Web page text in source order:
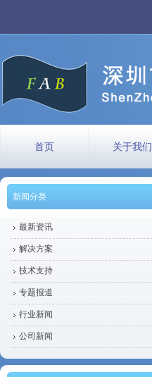
首页 关于我们
新闻分类
最新资讯
解决方案
技术支持
专题报道
行业新闻
公司新闻